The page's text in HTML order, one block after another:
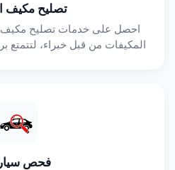
تصليح مكيف
احصل على خدمات تصليح مكيف
المكيفات من قبل خبراء، لتتمتع
فحص